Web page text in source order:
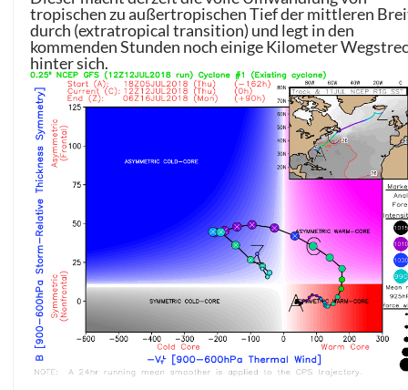
tropischen zu außertropischen Tief der mittleren
durch (extratropical transition) und legt in den
kommenden Stunden noch einige Kilometer
hinter sich.